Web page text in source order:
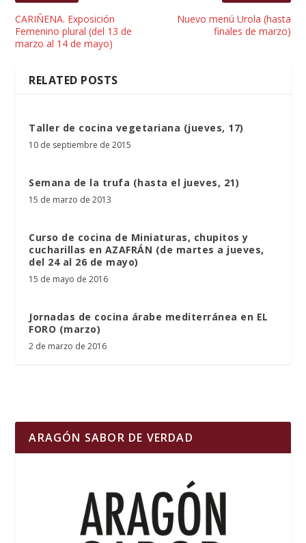
CARIÑENA. Exposición
Femenino plural (del 13 de
marzo al 14 de mayo)
Nuevo menú Urola (hasta
finales de marzo)
RELATED POSTS
Taller de cocina vegetariana (jueves, 17)
10 de septiembre de 2015
Semana de la trufa (hasta el jueves, 21)
15 de marzo de 2013
Curso de cocina de Miniaturas, chupitos y
cucharillas en AZAFRÁN (de martes a jueves,
del 24 al 26 de mayo)
15 de mayo de 2016
Jornadas de cocina árabe mediterránea en EL
FORO (marzo)
2 de marzo de 2016
ARAGÓN SABOR DE VERDAD